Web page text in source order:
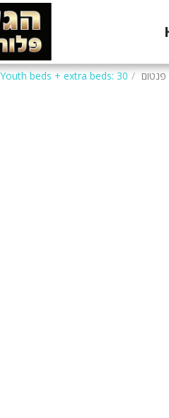
Youth beds + extra beds: 30 פנטום